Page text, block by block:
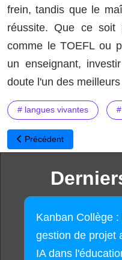
frein, tandis que le
réussite. Que ce soit
comme le TOEFL ou
un enseignant,
doute l'un des
# langues vivantes
Article précédent :
Précédent
Kanban Collège
gestion de projet
IA dans